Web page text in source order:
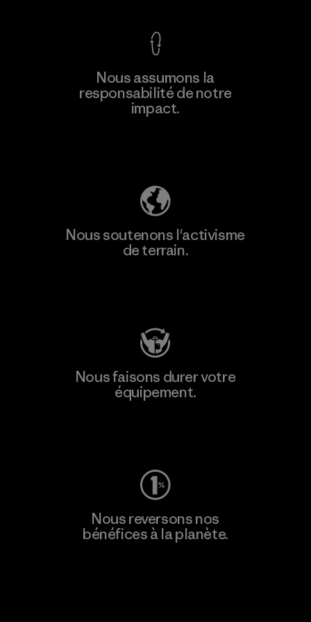
plusNous assumons la
responsabilité de notre
impact.
Nous soutenons l'activisme
de terrain.
Nous faisons durer votre
équipement.
Nous reversons nos
bénéfices à la planète.